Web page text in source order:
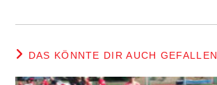
DAS KÖNNTE DIR AUCH GEFALLEN